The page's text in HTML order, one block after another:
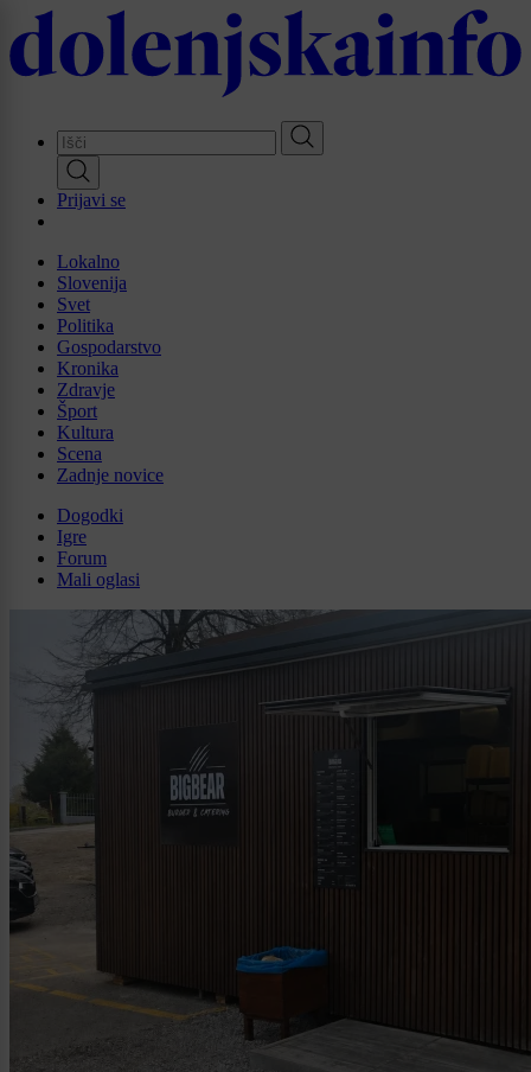
Skip
to
main
Prijavi se
Lokalno
Slovenija
Svet
Politika
Gospodarstvo
Kronika
Zdravje
Šport
Kultura
Scena
Zadnje novice
Dogodki
Igre
Forum
Mali oglasi